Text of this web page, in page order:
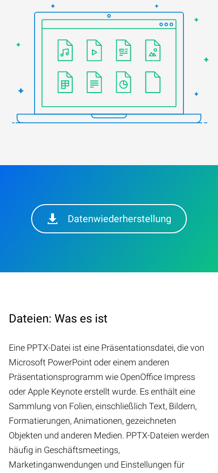
Datenwiederherstellung
Dateien: Was es ist
Eine PPTX-Datei ist eine Präsentationsdatei, die von
Microsoft PowerPoint oder einem anderen
Präsentationsprogramm wie OpenOffice Impress
oder Apple Keynote erstellt wurde. Es enthält eine
Sammlung von Folien, einschließlich Text, Bildern,
Formatierungen, Animationen, gezeichneten
Objekten und anderen Medien. PPTX-Dateien werden
häufig in Geschäftsmeetings,
Marketinganwendungen und Einstellungen für